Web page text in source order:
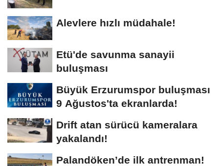
Alevlere hızlı müdahale!
Etü'de savunma sanayii
buluşması
Büyük Erzurumspor buluşması
9 Ağustos'ta ekranlarda!
Drift atan sürücü kameralara
yakalandı!
Palandöken’de ilk antrenman!